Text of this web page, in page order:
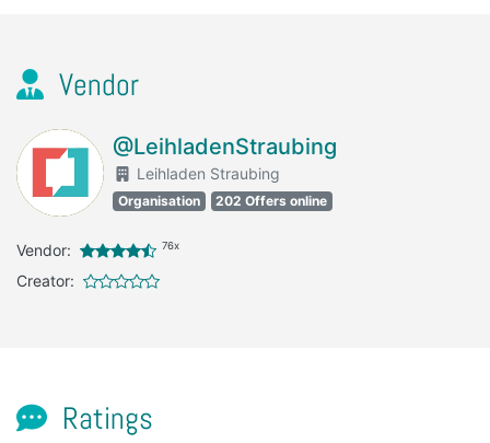
Vendor
@LeihladenStraubing
Leihladen Straubing
Organisation 202 Offers online
Vendor: 76x
Creator:
Ratings